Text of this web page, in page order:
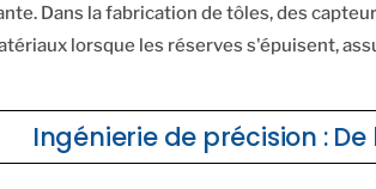
Dans la fabrication de tôles, des
lorsque les réserves s'épuisent,
Ingénierie de précision :